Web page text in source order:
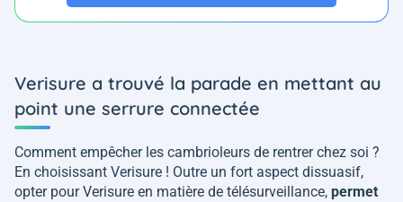
Verisure a trouvé la parade en mettant au
point une serrure connectée
Comment empêcher les cambrioleurs de rentrer chez soi ?
En choisissant Verisure ! Outre un fort aspect dissuasif,
opter pour Verisure en matière de télésurveillance, permet